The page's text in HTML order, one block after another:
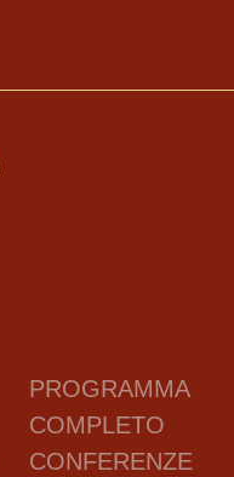
PROGRAMMA
COMPLETO
CONFERENZE